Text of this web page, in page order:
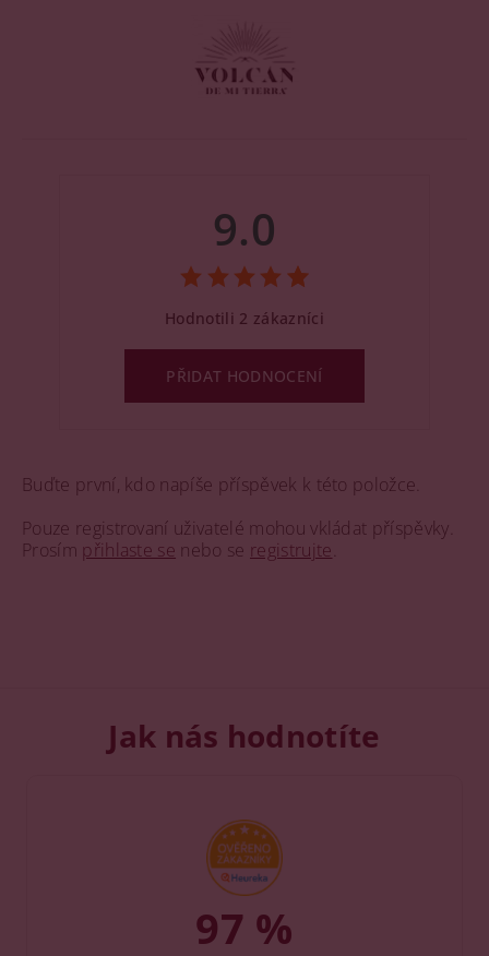
Buďte první, kdo napíše příspěvek k této položce.
Pouze registrovaní uživatelé mohou vkládat příspěvky.
Prosím přihlaste se nebo se registrujte
9.0
Hodnotili 2 zákazníci
PŘIDAT HODNOCENÍ
Jak nás hodnotíte
97 %